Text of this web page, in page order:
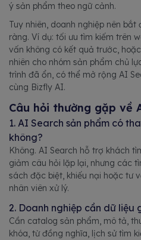
ý sản phẩm theo ngữ cảnh.
Tuy nhiên, doanh nghiệp nên
ràng. Ví dụ: tối ưu tìm kiếm trên
vấn không có kết quả trước,
nhiên cho nhóm sản phẩm chủ
trình đã ổn, có thể mở rộng AI
cùng Bizfly AI.
Câu hỏi thường gặp về
1. AI Search sản phẩm có
không?
Không. AI Search hỗ trợ khách
giảm câu hỏi lặp lại, nhưng các
sách đặc biệt, khiếu nại hoặc tư
nhân viên xử lý.
2. Doanh nghiệp cần dữ liệu
Cần catalog sản phẩm, mô tả,
khóa, từ đồng nghĩa, lịch sử tìm